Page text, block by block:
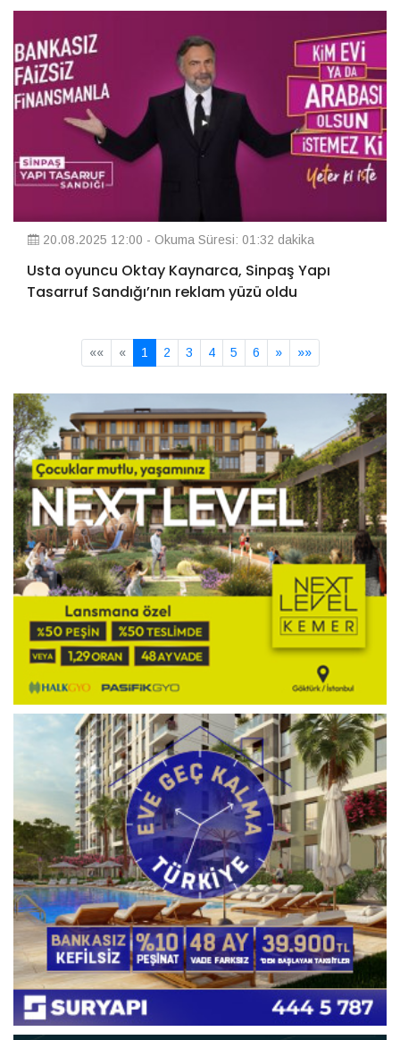
20.08.2025 12:00 - Okuma Süresi: 01:32 dakika
Usta oyuncu Oktay Kaynarca, Sinpaş Yapı
Tasarruf Sandığı’nın reklam yüzü oldu
«« « 1 2 3 4 5 6 » »»